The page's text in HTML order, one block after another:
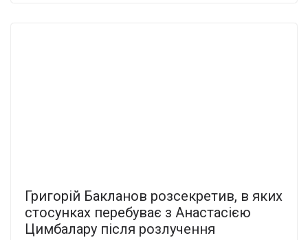
Григорій Бакланов розсекретив, в яких
стосунках перебуває з Анастасією
Цимбалару після розлучення